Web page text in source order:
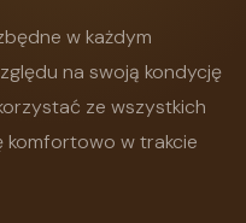
w każdym
na swoją kondycję
ze wszystkich
komfortowo w trakcie